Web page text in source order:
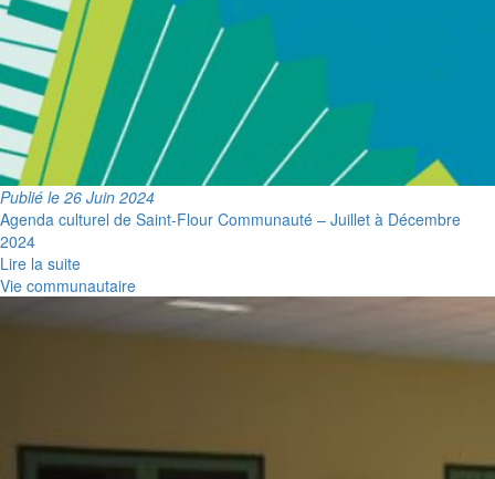
Publié le 26 Juin 2024
Agenda culturel de Saint-Flour Communauté – Juillet à Décembre
2024
Lire la suite
Vie communautaire